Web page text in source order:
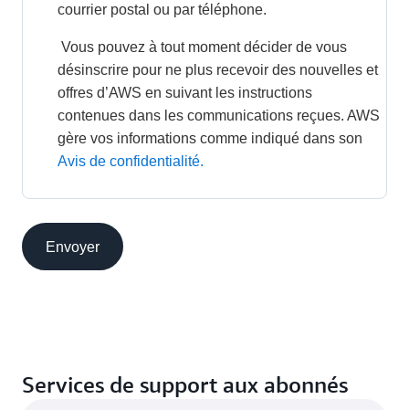
courrier postal ou par téléphone.
désinscrire pour ne plus recevoir des nouvelles et
offres d’AWS en suivant les instructions
contenues dans les communications reçues. AWS
Avis de confidentialité.
Envoyer
Services de support aux abonnés